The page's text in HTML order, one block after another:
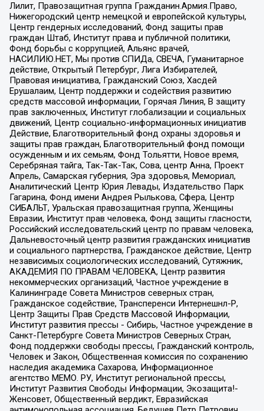
Лилит, Правозащитная группа Гражданин.Армия.Право,
Нижегородский центр немецкой и европейской культуры,
Центр гендерных исследований, Фонд защиты прав
граждан Штаб, Институт права и публичной политики,
Фонд борьбы с коррупцией, Альянс врачей,
НАСИЛИЮ.НЕТ, Мы против СПИДа, СВЕЧА, Гуманитарное
действие, Открытый Петербург, Лига Избирателей,
Правовая инициатива, Гражданский Союз, Хасдей
Ерушалаим, Центр поддержки и содействия развитию
средств массовой информации, Горячая Линия, В защиту
прав заключенных, Институт глобализации и социальных
движений, Центр социально-информационных инициатив
Действие, Благотворительный фонд охраны здоровья и
защиты прав граждан, Благотворительный фонд помощи
осужденным и их семьям, Фонд Тольятти, Новое время,
Серебряная тайга, Так-Так-Так, Сова, центр Анна, Проект
Апрель, Самарская губерния, Эра здоровья, Мемориал,
Аналитический Центр Юрия Левады, Издательство Парк
Гагарина, Фонд имени Андрея Рылькова, Сфера, Центр
СИБАЛЬТ, Уральская правозащитная группа, Женщины
Евразии, Институт прав человека, Фонд защиты гласности,
Российский исследовательский центр по правам человека,
Дальневосточный центр развития гражданских инициатив
и социального партнерства, Гражданское действие, Центр
независимых социологических исследований, Сутяжник,
АКАДЕМИЯ ПО ПРАВАМ ЧЕЛОВЕКА, Центр развития
некоммерческих организаций, Частное учреждение в
Калининграде Совета Министров северных стран,
Гражданское содействие, Трансперенси Интернешнл-Р,
Центр Защиты Прав Средств Массовой Информации,
Институт развития прессы - Сибирь, Частное учреждение в
Санкт-Петербурге Совета Министров Северных Стран,
Фонд поддержки свободы прессы, Гражданский контроль,
Человек и Закон, Общественная комиссия по сохранению
наследия академика Сахарова, Информационное
агентство МЕМО. РУ, Институт региональной прессы,
Институт Развития Свободы Информации, Экозащита!-
Женсовет, Общественный вердикт, Евразийская